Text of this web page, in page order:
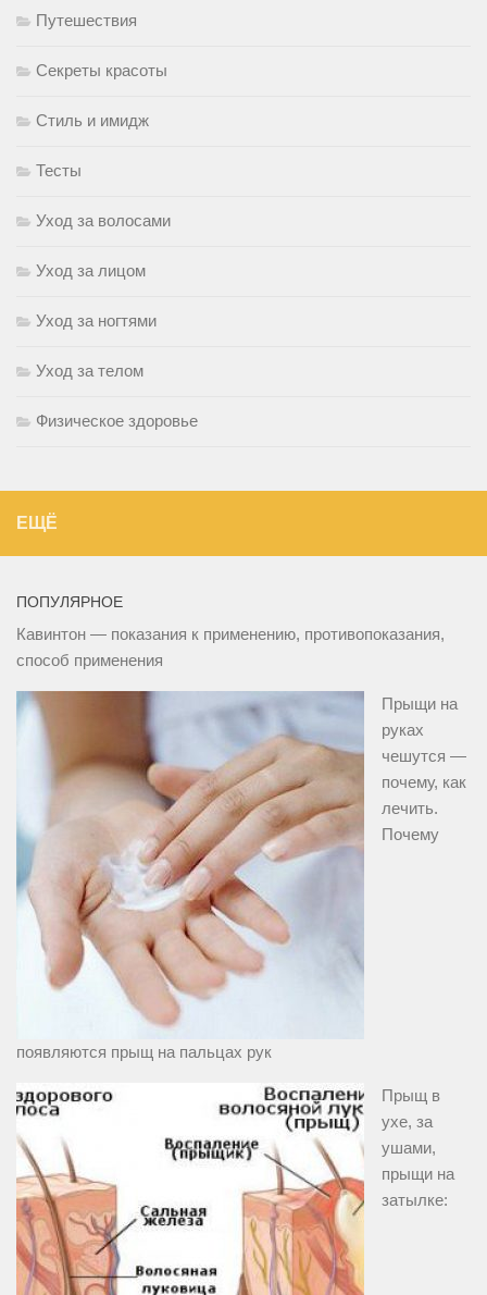
Путешествия
Секреты красоты
Стиль и имидж
Тесты
Уход за волосами
Уход за лицом
Уход за ногтями
Уход за телом
Физическое здоровье
ЕЩЁ
ПОПУЛЯРНОЕ
Кавинтон — показания к применению, противопоказания,
способ применения
Прыщи на
руках
чешутся —
почему, как
лечить.
Почему
появляются прыщ на пальцах рук
Прыщ в
ухе, за
ушами,
прыщи на
затылке: